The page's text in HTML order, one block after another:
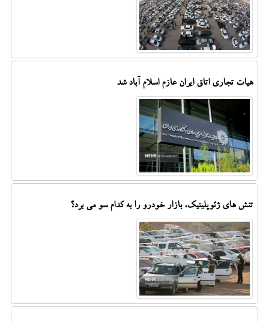
هیات تجاری اتاق ایران عازم اسلام آباد شد
تنش های ژئوپلیتیک، بازار خودرو را به کدام سو می برد؟